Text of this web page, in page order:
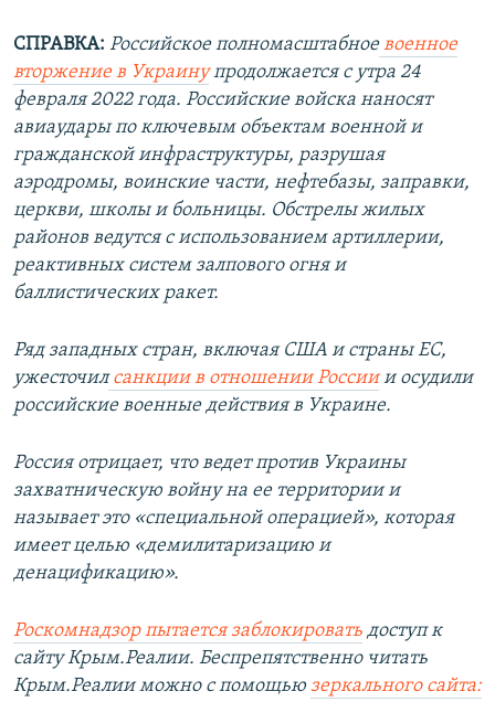
СПРАВКА: Российское полномасштабноевоенное
вторжение в Украинупродолжается с утра 24
февраля 2022 года. Российские войска наносят
авиаудары по ключевым объектам военной и
гражданской инфраструктуры, разрушая
аэродромы, воинские части, нефтебазы, заправки,
церкви, школы и больницы. Обстрелы жилых
районов ведутся с использованием артиллерии,
реактивных систем залпового огня и
баллистических ракет.
Ряд западных стран, включая США и страны ЕС,
ужесточилсанкции в отношении Россиии осудили
российские военные действия в Украине.
Россия отрицает, что ведет против Украины
захватническую войну на ее территории и
называет это «специальной операцией», которая
имеет целью «демилитаризацию и
денацификацию».
Роскомнадзор пытается заблокировать доступ к
сайту Крым.Реалии. Беспрепятственно читать
Крым.Реалии можно с помощью зеркального сайта: